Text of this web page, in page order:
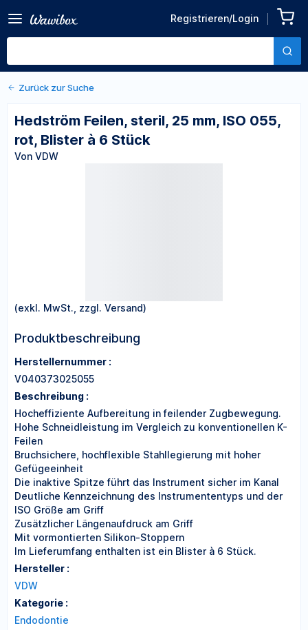
Registrieren/Login
mm, ISO 055, rot, Blister à 6
Stück
Von VDW
Zurück zu den Produktdetails
Zurück zur Suche
Hedström Feilen, steril, 25 mm, ISO 055,
rot, Blister à 6 Stück
Von VDW
(exkl. MwSt., zzgl. Versand)
Produktbeschreibung
Herstellernummer :
V040373025055
Beschreibung :
Hocheffiziente Aufbereitung in feilender Zugbewegung.
Hohe Schneidleistung im Vergleich zu konventionellen K-
Feilen
Bruchsichere, hochflexible Stahllegierung mit hoher
Gefügeeinheit
Die inaktive Spitze führt das Instrument sicher im Kanal
Deutliche Kennzeichnung des Instrumententyps und der
ISO Größe am Griff
Zusätzlicher Längenaufdruck am Griff
Mit vormontierten Silikon-Stoppern
Im Lieferumfang enthalten ist ein Blister à 6 Stück.
Hersteller :
VDW
Kategorie :
Endodontie